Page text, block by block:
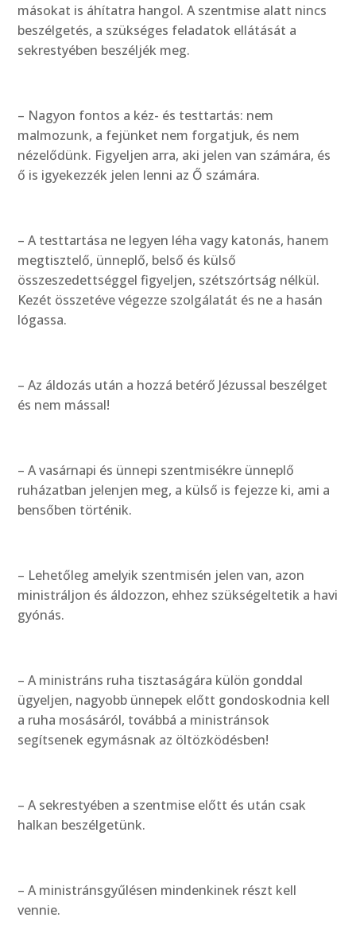
másokat is áhítatra hangol. A szentmise alatt nincs
beszélgetés, a szükséges feladatok ellátását a
sekrestyében beszéljék meg.
– Nagyon fontos a kéz- és testtartás: nem
malmozunk, a fejünket nem forgatjuk, és nem
nézelődünk. Figyeljen arra, aki jelen van számára, és
ő is igyekezzék jelen lenni az Ő számára.
– A testtartása ne legyen léha vagy katonás, hanem
megtisztelő, ünneplő, belső és külső
összeszedettséggel figyeljen, szétszórtság nélkül.
Kezét összetéve végezze szolgálatát és ne a hasán
lógassa.
– Az áldozás után a hozzá betérő Jézussal beszélget
és nem mással!
– A vasárnapi és ünnepi szentmisékre ünneplő
ruházatban jelenjen meg, a külső is fejezze ki, ami a
bensőben történik.
– Lehetőleg amelyik szentmisén jelen van, azon
ministráljon és áldozzon, ehhez szükségeltetik a havi
gyónás.
– A ministráns ruha tisztaságára külön gonddal
ügyeljen, nagyobb ünnepek előtt gondoskodnia kell
a ruha mosásáról, továbbá a ministránsok
segítsenek egymásnak az öltözködésben!
– A sekrestyében a szentmise előtt és után csak
halkan beszélgetünk.
– A ministránsgyűlésen mindenkinek részt kell
vennie.